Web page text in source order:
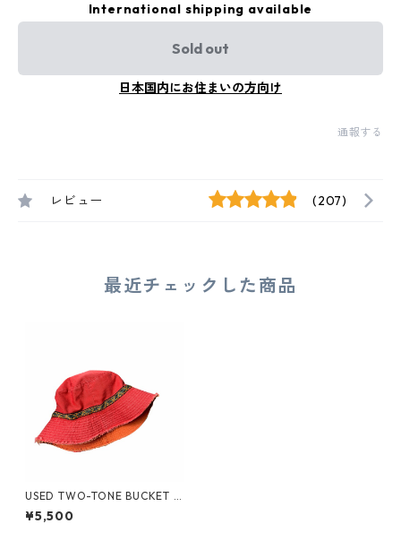
International shipping available
Sold out
日本国内にお住まいの方向け
通報する
レビュー (207)
最近チェックした商品
USED TWO-TONE BUCKET H
AT
¥5,500